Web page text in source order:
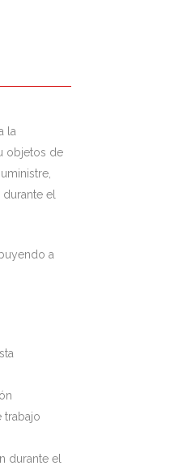
la
objetos de
el
a
trabajo
durante el